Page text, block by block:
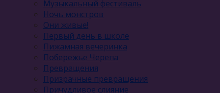
Музыкальный фестиваль
Ночь монстров
Они живые!
Первый день в школе
Пижамная вечеринка
Побережье Черепа
Превращения
Призрачные превращения
Причудливое слияние